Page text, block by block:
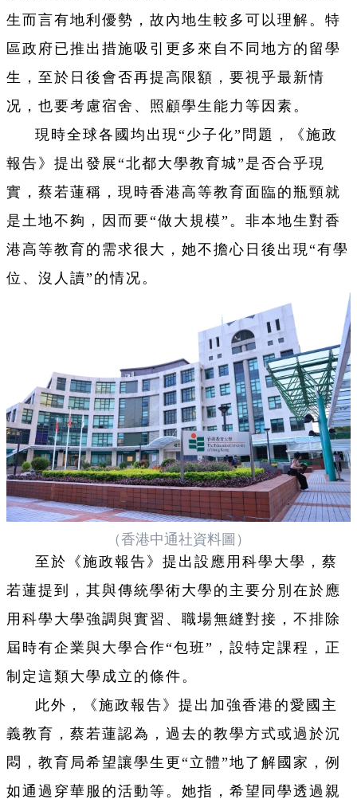
生而言有地利優勢，故內地生較多可以理解。特
區政府已推出措施吸引更多來自不同地方的留學
生，至於日後會否再提高限額，要視乎最新情
况，也要考慮宿舍、照顧學生能力等因素。
現時全球各國均出現“少子化”問題，《施政
報告》提出發展“北都大學教育城”是否合乎現
實，蔡若蓮稱，現時香港高等教育面臨的瓶頸就
是土地不夠，因而要“做大規模”。非本地生對香
港高等教育的需求很大，她不擔心日後出現“有學
位、沒人讀”的情况。
（香港中通社資料圖）
至於《施政報告》提出設應用科學大學，蔡
若蓮提到，其與傳統學術大學的主要分別在於應
用科學大學強調與實習、職場無縫對接，不排除
屆時有企業與大學合作“包班”，設特定課程，正
制定這類大學成立的條件。
此外，《施政報告》提出加強香港的愛國主
義教育，蔡若蓮認為，過去的教學方式或過於沉
悶，教育局希望讓學生更“立體”地了解國家，例
如通過穿華服的活動等。她指，希望同學透過親